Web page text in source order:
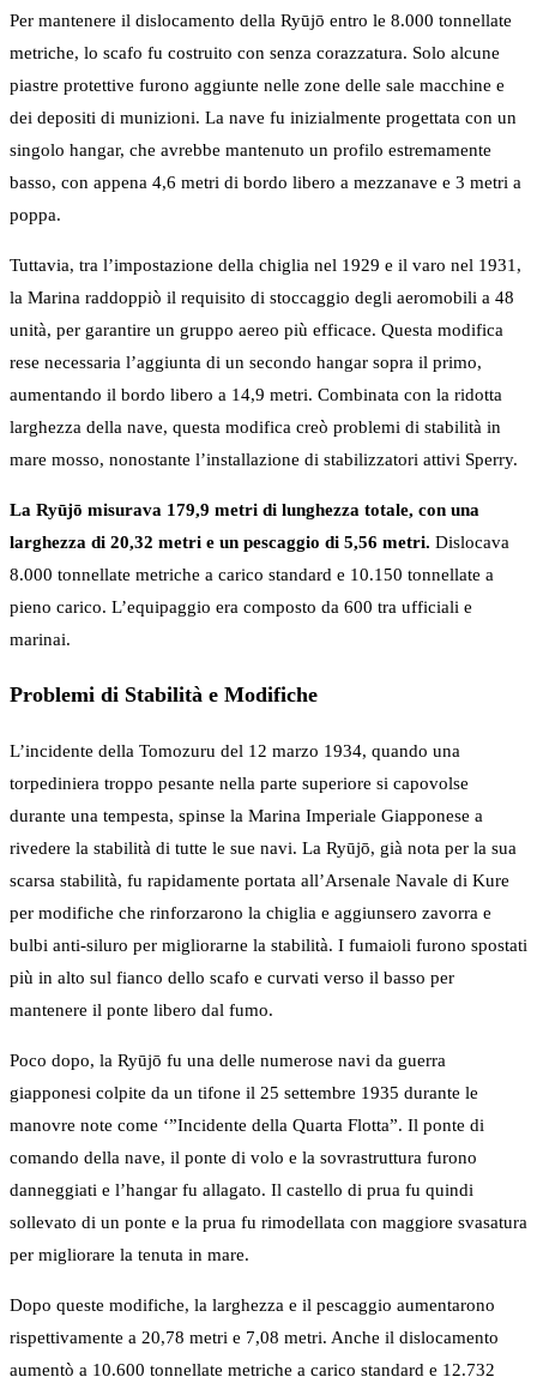
Per mantenere il dislocamento della Ryūjō entro le 8.000 tonnellate
metriche, lo scafo fu costruito con senza corazzatura. Solo alcune
piastre protettive furono aggiunte nelle zone delle sale macchine e
dei depositi di munizioni. La nave fu inizialmente progettata con un
singolo hangar, che avrebbe mantenuto un profilo estremamente
basso, con appena 4,6 metri di bordo libero a mezzanave e 3 metri a
poppa.
Tuttavia, tra l’impostazione della chiglia nel 1929 e il varo nel 1931,
la Marina raddoppiò il requisito di stoccaggio degli aeromobili a 48
unità, per garantire un gruppo aereo più efficace. Questa modifica
rese necessaria l’aggiunta di un secondo hangar sopra il primo,
aumentando il bordo libero a 14,9 metri. Combinata con la ridotta
larghezza della nave, questa modifica creò problemi di stabilità in
mare mosso, nonostante l’installazione di stabilizzatori attivi Sperry.
La Ryūjō misurava 179,9 metri di lunghezza totale, con una
larghezza di 20,32 metri e un pescaggio di 5,56 metri. Dislocava
8.000 tonnellate metriche a carico standard e 10.150 tonnellate a
pieno carico. L’equipaggio era composto da 600 tra ufficiali e
marinai.
Problemi di Stabilità e Modifiche
L’incidente della Tomozuru del 12 marzo 1934, quando una
torpediniera troppo pesante nella parte superiore si capovolse
durante una tempesta, spinse la Marina Imperiale Giapponese a
rivedere la stabilità di tutte le sue navi. La Ryūjō, già nota per la sua
scarsa stabilità, fu rapidamente portata all’Arsenale Navale di Kure
per modifiche che rinforzarono la chiglia e aggiunsero zavorra e
bulbi anti-siluro per migliorarne la stabilità. I fumaioli furono spostati
più in alto sul fianco dello scafo e curvati verso il basso per
mantenere il ponte libero dal fumo.
Poco dopo, la Ryūjō fu una delle numerose navi da guerra
giapponesi colpite da un tifone il 25 settembre 1935 durante le
manovre note come ‘”Incidente della Quarta Flotta”. Il ponte di
comando della nave, il ponte di volo e la sovrastruttura furono
danneggiati e l’hangar fu allagato. Il castello di prua fu quindi
sollevato di un ponte e la prua fu rimodellata con maggiore svasatura
per migliorare la tenuta in mare.
Dopo queste modifiche, la larghezza e il pescaggio aumentarono
rispettivamente a 20,78 metri e 7,08 metri. Anche il dislocamento
aumentò a 10.600 tonnellate metriche a carico standard e 12.732